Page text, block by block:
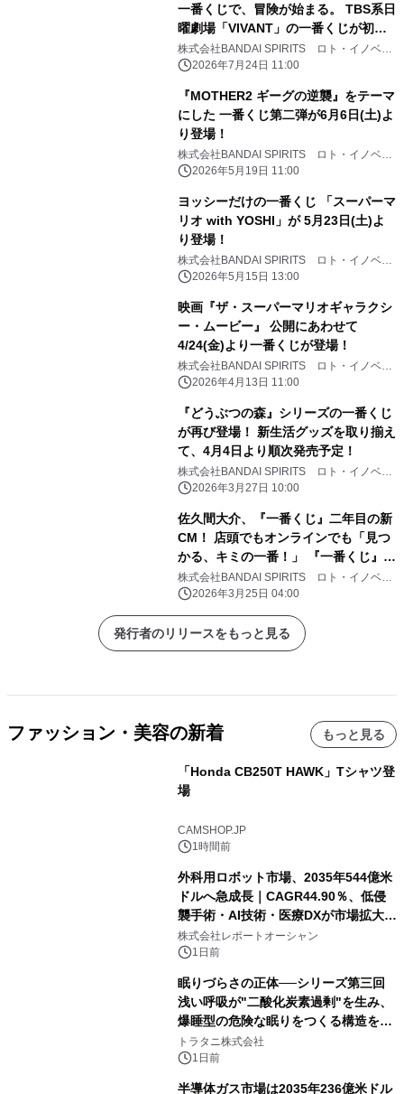
一番くじで、冒険が始まる。 TBS系日
曜劇場「VIVANT」の一番くじが初登
場！ 冒険の軌跡と熱気を思い起こさせ
る バラエティ豊かな商材をラインナッ
株式会社BANDAI SPIRITS ロト・イノベー
ション事業部
2026年7月24日 11:00
『MOTHER2 ギーグの逆襲』をテーマ
にした 一番くじ第二弾が6月6日(土)よ
り登場！
株式会社BANDAI SPIRITS ロト・イノベー
ション事業部
2026年5月19日 11:00
ヨッシーだけの一番くじ 「スーパーマ
リオ with YOSHI」が 5月23日(土)よ
り登場！
株式会社BANDAI SPIRITS ロト・イノベー
ション事業部
2026年5月15日 13:00
映画『ザ・スーパーマリオギャラクシ
ー・ムービー』 公開にあわせて
4/24(金)より一番くじが登場！
株式会社BANDAI SPIRITS ロト・イノベー
ション事業部
2026年4月13日 11:00
『どうぶつの森』シリーズの一番くじ
が再び登場！ 新生活グッズを取り揃え
て、4月4日より順次発売予定！
株式会社BANDAI SPIRITS ロト・イノベー
ション事業部
2026年3月27日 10:00
佐久間大介、『一番くじ』二年目の新
CM！ 店頭でもオンラインでも「見つ
かる、キミの一番！」 『一番くじ』新
CM「プレイリスト」篇 3月25日
（水）より公開 TVCMも3月25日
（水）から放映開始
株式会社BANDAI SPIRITS ロト・イノベー
ション事業部
2026年3月25日 04:00
発行者のリリースをもっと見る
ファッション・美容の新着 もっと見る
「Honda CB250T HAWK」Tシャツ登
場
CAMSHOP.JP
1時間前
外科用ロボット市場、2035年544億米
ドルへ急成長｜CAGR44.90％、低侵
襲手術・AI技術・医療DXが市場拡大を
牽引
株式会社レポートオーシャン
1日前
眠りづらさの正体──シリーズ第三回
浅い呼吸が"二酸化炭素過剰"を生み、
爆睡型の危険な眠りをつくる構造を解
説
トラタニ株式会社
1日前
半導体ガス市場は2035年236億米ドル